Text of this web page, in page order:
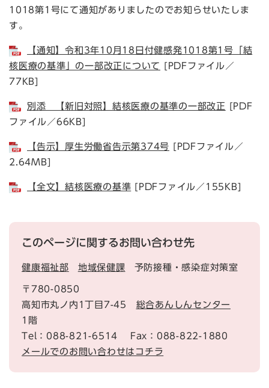
1018第1号にて通知がありましたのでお知らせいたしま
す。
【通知】令和3年10月18日付健感発1018第1号「結
核医療の基準」の一部改正について
[PDFファイル／
77KB]
別添 【新旧対照】結核医療の基準の一部改正
[PDF
ファイル／66KB]
【告示】厚生労働省告示第374号 [PDFファイル／
2.64MB]
【全文】結核医療の基準 [PDFファイル／155KB]
このページに関するお問い合わせ先
健康福祉部 地域保健課 予防接種・感染症対策室
〒780-0850
高知市丸ノ内1丁目7-45 総合あんしんセンター
1階
Tel：088-821-6514
Fax：088-822-1880
メールでのお問い合わせはコチラ